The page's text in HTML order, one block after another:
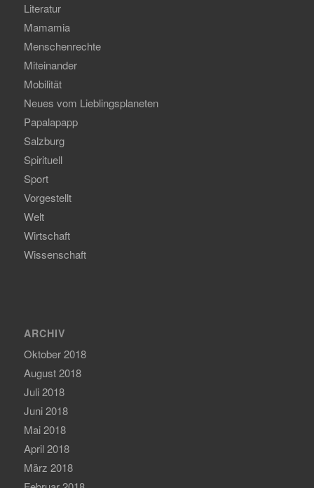
Literatur
Mamamia
Menschenrechte
Miteinander
Mobilität
Neues vom Lieblingsplaneten
Papalapapp
Salzburg
Spirituell
Sport
Vorgestellt
Welt
Wirtschaft
Wissenschaft
ARCHIV
Oktober 2018
August 2018
Juli 2018
Juni 2018
Mai 2018
April 2018
März 2018